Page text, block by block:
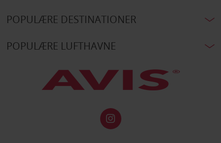
POPULÆRE DESTINATIONER
POPULÆRE LUFTHAVNE